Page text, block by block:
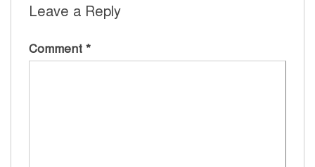
Leave a Reply
Comment *